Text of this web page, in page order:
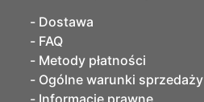
Dostawa
FAQ
Metody płatności
Ogólne warunki sprzedaży
Informacje prawne